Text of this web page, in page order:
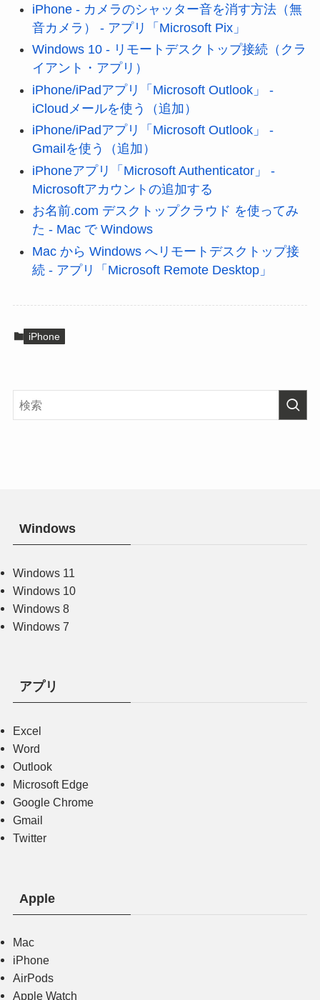
iPhone - カメラのシャッター音を消す方法（無
音カメラ） - アプリ「Microsoft Pix」
Windows 10 - リモートデスクトップ接続（クラ
イアント・アプリ）
iPhone/iPadアプリ「Microsoft Outlook」 -
iCloudメールを使う（追加）
iPhone/iPadアプリ「Microsoft Outlook」 -
Gmailを使う（追加）
iPhoneアプリ「Microsoft Authenticator」 -
Microsoftアカウントの追加する
お名前.com デスクトップクラウド を使ってみ
た - Mac で Windows
Mac から Windows へリモートデスクトップ接
続 - アプリ「Microsoft Remote Desktop」
iPhone
Windows
Windows 11
Windows 10
Windows 8
Windows 7
アプリ
Excel
Word
Outlook
Microsoft Edge
Google Chrome
Gmail
Twitter
Apple
Mac
iPhone
AirPods
Apple Watch